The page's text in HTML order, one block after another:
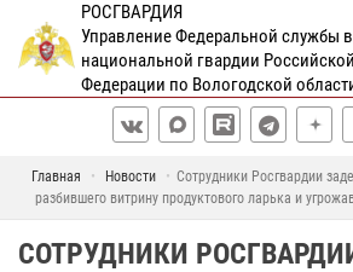
РОСГВАРДИЯ
Управление Федеральной службы
национальной гвардии Российской
Федерации по Вологодской
Главная Новости
Сотрудники Росгвардии
разбившего витрину продуктового ларька и
СОТРУДНИКИ